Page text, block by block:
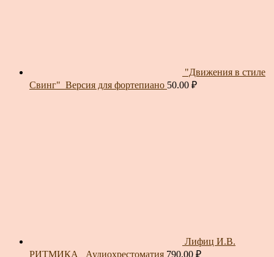
"Движения в стиле
Свинг"_Версия для фортепиано 50.00 ₽
Лифиц И.В.
РИТМИКА_ Аудиохрестоматия 790.00 ₽